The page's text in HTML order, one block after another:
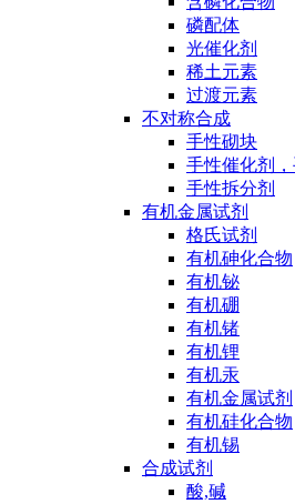
磷配体
光催化剂
稀土元素
过渡元素
不对称合成
手性砌块
手性催化剂
手性拆分剂
有机金属试剂
格氏试剂
有机砷化合物
有机铋
有机硼
有机锗
有机锂
有机汞
有机金属试剂
有机硅化合物
有机锡
合成试剂
酸,碱